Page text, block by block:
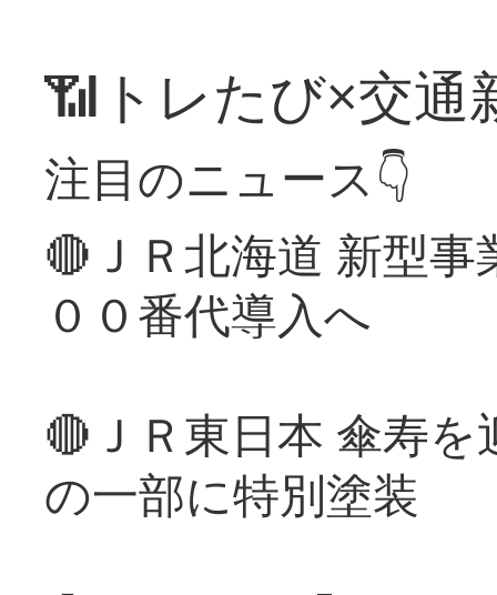
📶トレたび×交通
注目のニュース👇
🔴ＪＲ北海道 新型
００番代導入へ
🔴ＪＲ東日本 傘寿
の一部に特別塗装